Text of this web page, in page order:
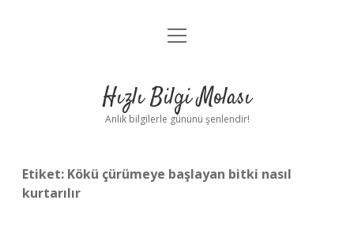
Anasayfa
Yasal Uyarı
menüyü
Hızlı Bilgi Molası
Anlık bilgilerle gününü şenlendir!
Etiket: Kökü çürümeye başlayan bitki nasıl
kurtarılır